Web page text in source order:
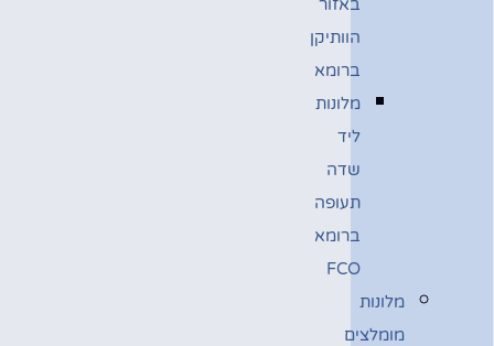
באזור
הוותיקן
ברומא
מלונות
ליד
שדה
תעופה
ברומא
FCO
מלונות
מומלצים